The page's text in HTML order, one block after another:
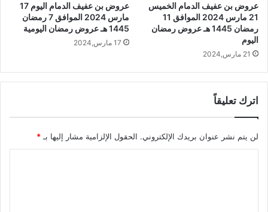
عروض بن عفيف الدمام الخميس
21 مارس 2024 الموافق 11
رمضان 1445 هـ عروض رمضان
اليوم
21 مارس,2024
عروض بن عفيف الدمام اليوم 17
مارس 2024 الموافق 7 رمضان
1445 هـ عروض رمضان اليومية
17 مارس,2024
اترك تعليقاً
لن يتم نشر عنوان بريدك الإلكتروني. الحقول الإلزامية مشار إليها بـ *